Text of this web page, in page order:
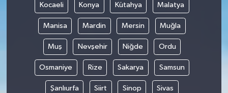
Kocaeli Konya Kütahya Malatya
Manisa Mardin Mersin Muğla
Muş Nevşehir Niğde Ordu
Osmaniye Rize Sakarya Samsun
Şanlıurfa Siirt Sinop Sivas